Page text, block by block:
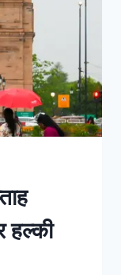
हल्की